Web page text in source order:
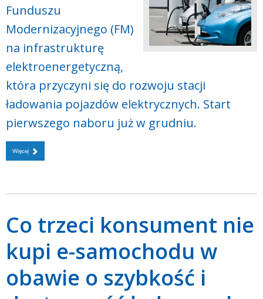
Funduszu
Modernizacyjnego (FM)
na infrastrukturę
elektroenergetyczną,
która przyczyni się do rozwoju stacji
ładowania pojazdów elektrycznych. Start
pierwszego naboru już w grudniu.
Więcej
Co trzeci konsument nie
kupi e-samochodu w
obawie o szybkość i